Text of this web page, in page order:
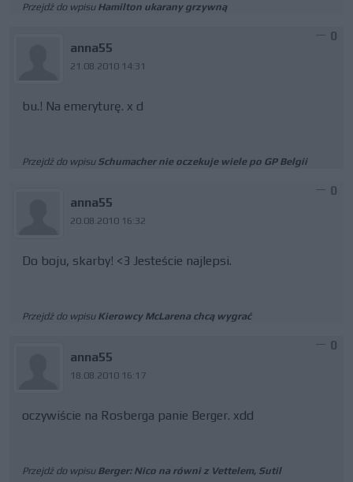
Przejdź do wpisu Hamilton ukarany grzywną
anna55
21.08.2010 14:31
0
bu.! Na emeryturę. x d
Przejdź do wpisu Schumacher nie oczekuje wiele po GP Belgii
anna55
20.08.2010 16:32
0
Do boju, skarby! <3 Jesteście najlepsi.
Przejdź do wpisu Kierowcy McLarena chcą wygrać
anna55
18.08.2010 16:17
0
oczywiście na Rosberga panie Berger. xdd
Przejdź do wpisu Berger: Nico na równi z Vettelem, Sutil